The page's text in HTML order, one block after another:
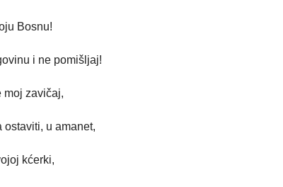
Bosnu!
i ne pomišljaj!
moj zavičaj,
ostaviti, u amanet,
kćerki,